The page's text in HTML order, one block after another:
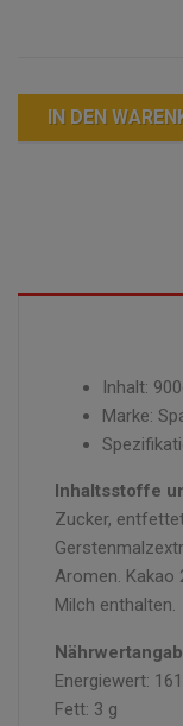
IN DEN
Inhalt:
Marke:
Inhaltsstoffe
Zucker,
Aromen. Kakao
Milch enthalten.
Energiewert:
Fett: 3 g